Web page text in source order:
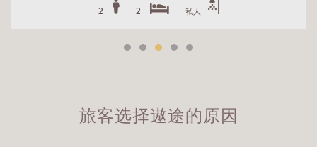
2 2 私人
旅客选择遨途的原因